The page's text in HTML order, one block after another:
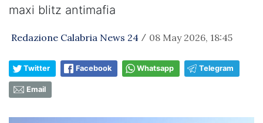
maxi blitz antimafia
Redazione Calabria News 24 / 08 May 2026, 18:45
Twitter Facebook Whatsapp Telegram
Email